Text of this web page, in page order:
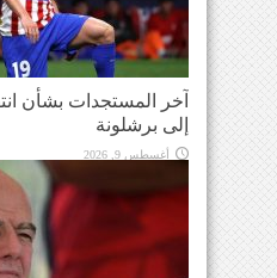
آخر المستجدات بشأن
إلى برشلونة
أغسطس 9, 2026